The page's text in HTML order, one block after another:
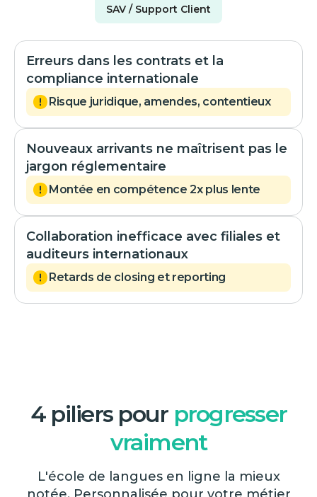
SAV / Support Client
Erreurs dans les contrats et la
compliance internationale
Risque juridique, amendes, contentieux
Nouveaux arrivants ne maîtrisent pas le
jargon réglementaire
Montée en compétence 2x plus lente
Collaboration inefficace avec filiales et
auditeurs internationaux
Retards de closing et reporting
4 piliers pour progresser
vraiment
L'école de langues en ligne la mieux